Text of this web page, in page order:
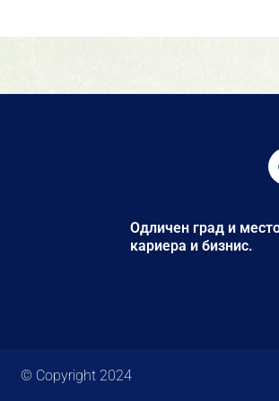
Одличен град и
кариера и бизнис.
© Copyright 2024